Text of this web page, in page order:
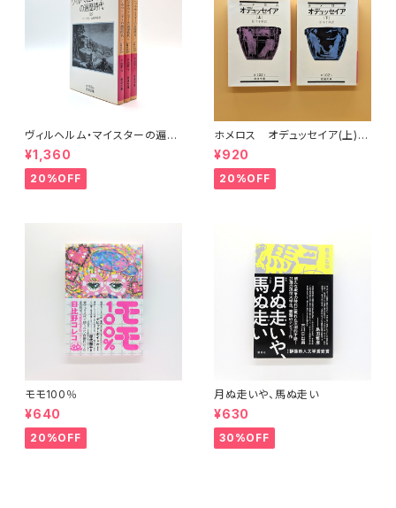
ヴィルヘルム・マイスターの遍歴
時代 (上)(中)(下)（岩波文庫）
¥1,360
20%OFF
ホメロス オデュッセイア(上)
(下) （岩波文庫）
¥920
20%OFF
モモ100％
¥640
20%OFF
月ぬ走いや、馬ぬ走い
¥630
30%OFF